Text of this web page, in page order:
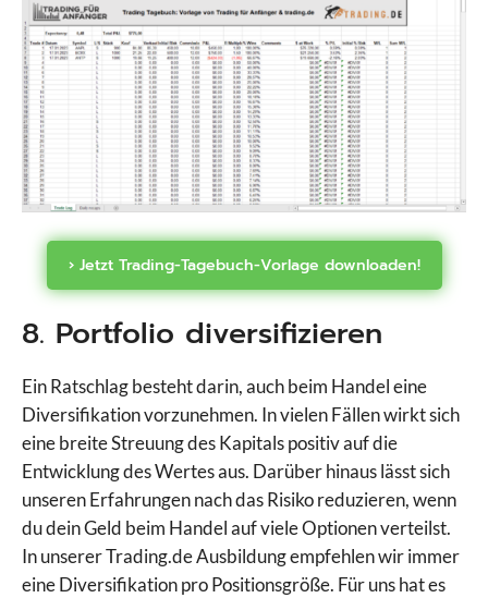
› Jetzt Trading-Tagebuch-Vorlage downloaden!
8. Portfolio diversifizieren
Ein Ratschlag besteht darin, auch beim Handel eine
Diversifikation vorzunehmen. In vielen Fällen wirkt sich
eine breite Streuung des Kapitals positiv auf die
Entwicklung des Wertes aus. Darüber hinaus lässt sich
unseren Erfahrungen nach das Risiko reduzieren, wenn
du dein Geld beim Handel auf viele Optionen verteilst.
In unserer Trading.de Ausbildung empfehlen wir immer
eine Diversifikation pro Positionsgröße. Für uns hat es